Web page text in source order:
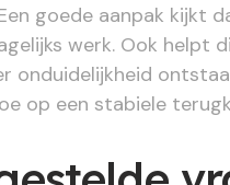
goede aanpak kijkt
werk. Ook helpt
onduidelijkheid
op een stabiele